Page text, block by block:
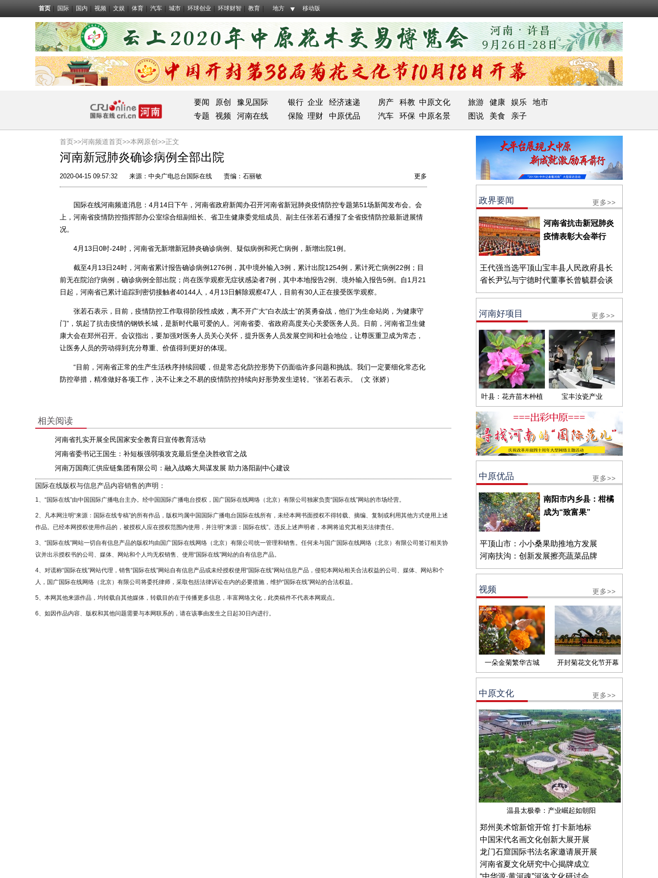
首页 国际 国内 视频 文娱 体育 汽车 城市 环球创业 环球财智 教育 地方 移动版
要闻 原创 豫见国际 银行 企业 经济速递 房产 科教 中原文化 旅游 健康 娱乐
地市
专题
视频 河南在线 保险 理财 中原优品 汽车 环保 中原名景 图说 美食 亲子
首页>>河南频道首页>>本网原创 >>正文
河南新冠肺炎确诊病例全部出院
2020-04-15 09:57:32 来源： 中央广电总台国际在线 责编：石丽敏 更多
国际在线河南频道消息：4月14日下午，河南省政府新闻办召开河南省新冠肺炎疫情防控专题第51场新闻发布会。会
上，河南省疫情防控指挥部办公室综合组副组长、省卫生健康委党组成员、副主任张若石通报了全省疫情防控最新进展情
况。
4月13日0时-24时，河南省无新增新冠肺炎确诊病例、疑似病例和死亡病例，新增出院1例。
截至4月13日24时，河南省累计报告确诊病例1276例，其中境外输入3例，累计出院1254例，累计死亡病例22例；目
前无在院治疗病例，确诊病例全部出院；尚在医学观察无症状感染者7例，其中本地报告2例、境外输入报告5例。自1月21
日起，河南省已累计追踪到密切接触者40144人，4月13日解除观察47人，目前有30人正在接受医学观察。
张若石表示，目前，疫情防控工作取得阶段性成效，离不开广大“白衣战士”的英勇奋战，他们“为生命站岗，为健康守
门”，筑起了抗击疫情的钢铁长城，是新时代最可爱的人。河南省委、省政府高度关心关爱医务人员。日前，河南省卫生健
康大会在郑州召开。会议指出，要加强对医务人员关心关怀，提升医务人员发展空间和社会地位，让尊医重卫成为常态，
让医务人员的劳动得到充分尊重、价值得到更好的体现。
“目前，河南省正常的生产生活秩序持续回暖，但是常态化防控形势下仍面临许多问题和挑战。我们一定要细化常态化
防控举措，精准做好各项工作，决不让来之不易的疫情防控持续向好形势发生逆转。”张若石表示。（文 张娇）
相关阅读
河南省扎实开展全民国家安全教育日宣传教育活动
河南省委书记王国生：补短板强弱项攻克最后堡垒决胜收官之战
河南万国商汇供应链集团有限公司：融入战略大局谋发展 助力洛阳副中心建设
国际在线版权与信息产品内容销售的声明：
1、“国际在线”由中国国际广播电台主办。经中国国际广播电台授权，国广国际在线网络（北京）有限公司独家负责“国际在线”网站的市场经营。
2、凡本网注明“来源：国际在线专稿”的所有作品，版权均属中国国际广播电台国际在线所有，未经本网书面授权不得转载、摘编、复制或利用其他方式使用上述
作品。已经本网授权使用作品的，被授权人应在授权范围内使用，并注明“来源：国际在线”。违反上述声明者，本网将追究其相关法律责任。
3、“国际在线”网站一切自有信息产品的版权均由国广国际在线网络（北京）有限公司统一管理和销售。任何未与国广国际在线网络（北京）有限公司签订相关协
议并出示授权书的公司、媒体、网站和个人均无权销售、使用“国际在线”网站的自有信息产品。
4、对谎称“国际在线”网站代理，销售“国际在线”网站自有信息产品或未经授权使用“国际在线“网站信息产品，侵犯本网站相关合法权益的公司、媒体、网站和个
人，国广国际在线网络（北京）有限公司将委托律师，采取包括法律诉讼在内的必要措施，维护“国际在线”网站的合法权益。
5、本网其他来源作品，均转载自其他媒体，转载目的在于传播更多信息，丰富网络文化，此类稿件不代表本网观点。
6、如因作品内容、版权和其他问题需要与本网联系的，请在该事由发生之日起30日内进行。
政界要闻 更多>>
河南省抗击新冠肺炎
疫情表彰大会举行
王代强当选平顶山宝丰县人民政府县长
省长尹弘与宁德时代董事长曾毓群会谈
河南好项目 更多>>
叶县：花卉苗木种植 宝丰汝瓷产业
中原优品 更多>>
南阳市内乡县：柑橘
成为“致富果”
平顶山市：小小桑果助推地方发展
河南扶沟：创新发展擦亮蔬菜品牌
视频 更多>>
一朵金菊繁华古城 开封菊花文化节开幕
中原文化 更多>>
温县太极拳：产业崛起如朝阳
郑州美术馆新馆开馆 打卡新地标
中国宋代名画文化创新大展开展
龙门石窟国际书法名家邀请展开展
河南省夏文化研究中心揭牌成立
“中华源·黄河魂”河洛文化研讨会